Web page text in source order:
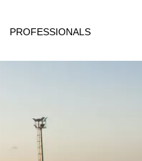
PROFESSIONALS